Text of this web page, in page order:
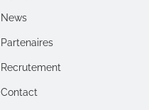
News
Partenaires
Recrutement
Contact